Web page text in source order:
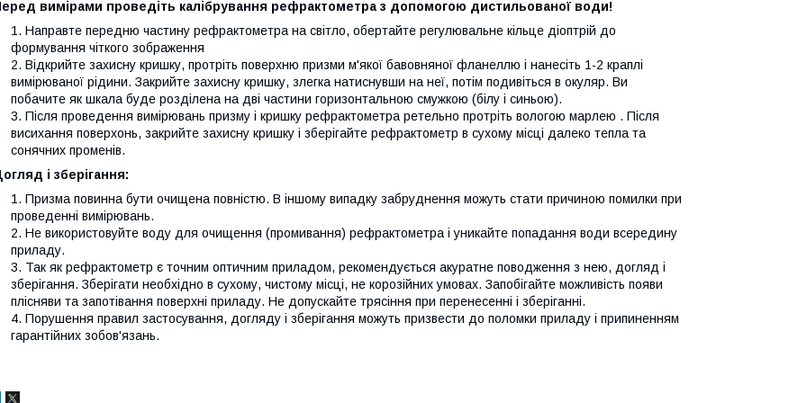
вимірами проведіть калібрування рефрактометра з допомогою дистильованої води!
Направте передню частину рефрактометра на світло, обертайте регулювальне кільце діоптрій до
формування чіткого зображення
Відкрийте захисну кришку, протріть поверхню призми м'якої бавовняної фланеллю і нанесіть 1-2 краплі
вимірюваної рідини. Закрийте захисну кришку, злегка натиснувши на неї, потім подивіться в окуляр. Ви
побачите як шкала буде розділена на дві частини горизонтальною смужкою (білу і синьою).
Після проведення вимірювань призму і кришку рефрактометра ретельно протріть вологою марлею . Після
висихання поверхонь, закрийте захисну кришку і зберігайте рефрактометр в сухому місці далеко тепла та
сонячних променів.
і зберігання:
Призма повинна бути очищена повністю. В іншому випадку забруднення можуть стати причиною помилки при
проведенні вимірювань.
Не використовуйте воду для очищення (промивання) рефрактометра і уникайте попадання води всередину
приладу.
Так як рефрактометр є точним оптичним приладом, рекомендується акуратне поводження з нею, догляд і
зберігання. Зберігати необхідно в сухому, чистому місці, не корозійних умовах. Запобігайте можливість появи
плісняви та запотівання поверхні приладу. Не допускайте трясіння при перенесенні і зберіганні.
Порушення правил застосування, догляду і зберігання можуть призвести до поломки приладу і припиненням
гарантійних зобов'язань.